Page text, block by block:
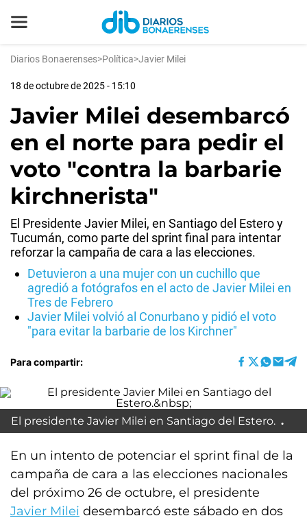
Diarios Bonaerenses>Política>Javier Milei
18 de octubre de 2025 - 15:10
Javier Milei desembarcó
en el norte para pedir el
voto "contra la barbarie
kirchnerista"
El Presidente Javier Milei, en Santiago del Estero y
Tucumán, como parte del sprint final para intentar
reforzar la campaña de cara a las elecciones.
Detuvieron a una mujer con un cuchillo que
agredió a fotógrafos en el acto de Javier Milei en
Tres de Febrero
Javier Milei volvió al Conurbano y pidió el voto
"para evitar la barbarie de los Kirchner"
Para compartir:
El presidente Javier Milei en Santiago del Estero.
En un intento de potenciar el sprint final de la
campaña de cara a las elecciones nacionales
del próximo 26 de octubre, el presidente
Javier Milei desembarcó este sábado en dos